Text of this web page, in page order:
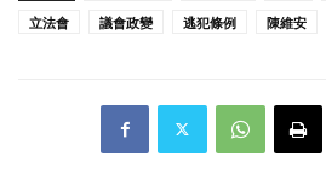
立法會
議會政變 逃犯條例 陳維安